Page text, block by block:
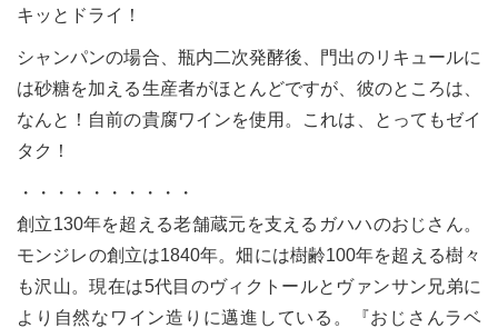
キッとドライ！
シャンパンの場合、瓶内二次発酵後、門出のリキュールに
は砂糖を加える生産者がほとんどですが、彼のところは、
なんと！自前の貴腐ワインを使用。これは、とってもゼイ
タク！
・・・・・・・・・・
創立130年を超える老舗蔵元を支えるガハハのおじさん。
モンジレの創立は1840年。畑には樹齢100年を超える樹々
も沢山。現在は5代目のヴィクトールとヴァンサン兄弟に
より自然なワイン造りに邁進している。『おじさんラベ